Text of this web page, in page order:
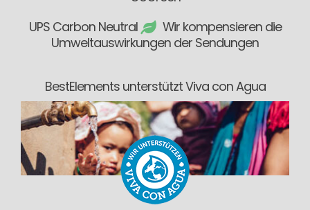
UPS Carbon Neutral
Wir kompensieren die
Umweltauswirkungen der Sendungen
BestElements unterstützt Viva con Agua